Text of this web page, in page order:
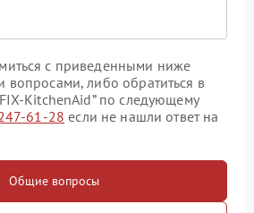
с приведенными ниже
вопросами, либо обратиться в
KitchenAid” по следующему
61-28 если не нашли ответ на
Общие вопросы